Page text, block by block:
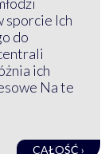
sporcie Ich
do
ich
Na te
CAŁOŚĆ ›